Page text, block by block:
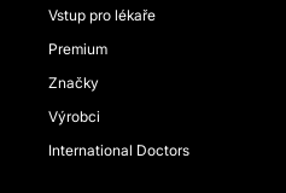
Vstup pro lékaře
Premium
Značky
Výrobci
International Doctors